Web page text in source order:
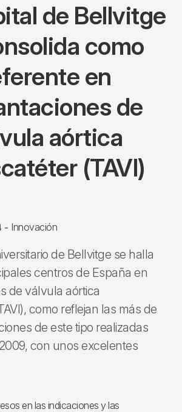
de Bellvitge
como
en
de
aórtica
(TAVI)
- Innovación
de Bellvitge se halla
centros de España en
de válvula aórtica
como reflejan las más de
de este tipo realizadas
con unos excelentes
en las indicaciones y las